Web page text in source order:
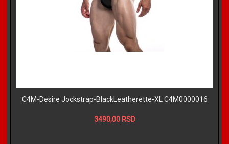
C4M-Desire Jockstrap-BlackLeatherette-XL C4M0000016
3490,00 RSD